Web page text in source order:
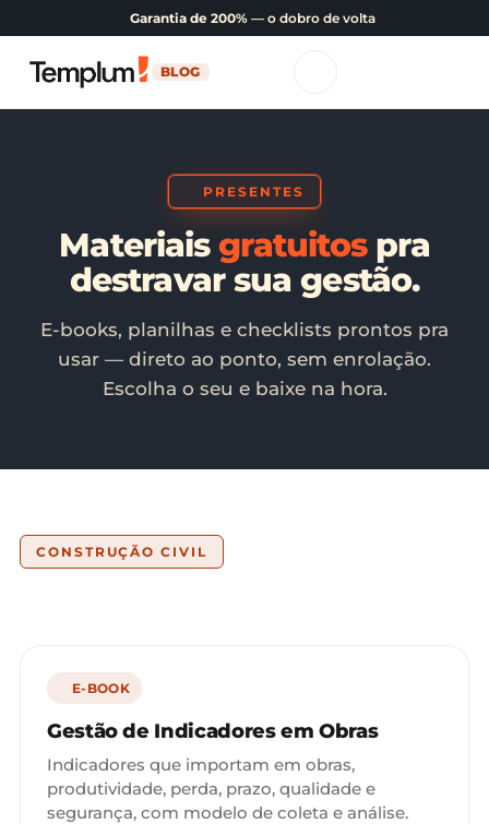
Garantia de 200% — o dobro de volta
BLOG
PRESENTES
Materiaisgratuitospra
destravar sua gestão.
E-books, planilhas e checklists prontos pra
usar — direto ao ponto, sem enrolação.
Escolha o seu e baixe na hora.
CONSTRUÇÃO CIVIL
E-BOOK
Gestão de Indicadores em Obras
Indicadores que importam em obras,
produtividade, perda, prazo, qualidade e
segurança, com modelo de coleta e análise.